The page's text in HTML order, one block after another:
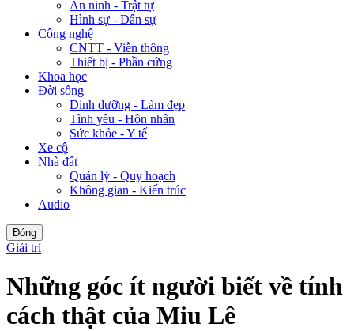
An ninh - Trật tự
Hình sự - Dân sự
Công nghệ
CNTT - Viễn thông
Thiết bị - Phần cứng
Khoa học
Đời sống
Dinh dưỡng - Làm đẹp
Tình yêu - Hôn nhân
Sức khỏe - Y tế
Xe cộ
Nhà đất
Quản lý - Quy hoạch
Không gian - Kiến trúc
Audio
Đóng
Giải trí
Những góc ít người biết về tính
cách thật của Miu Lê